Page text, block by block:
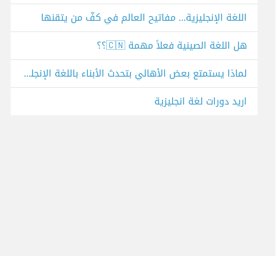
اللغة الإنجليزية... مفاتيح العالم في كفّ من يتقنها
هل اللغة الصينية فعلاً مهمة 🇨🇳؟؟
لماذا يستمتع بعض الأهالي بتحدث الأبناء باللغة الإنجليزية وفقدان التواصل تقريبًا باللغة العربية؟
اريد دورات لغة انجليزية